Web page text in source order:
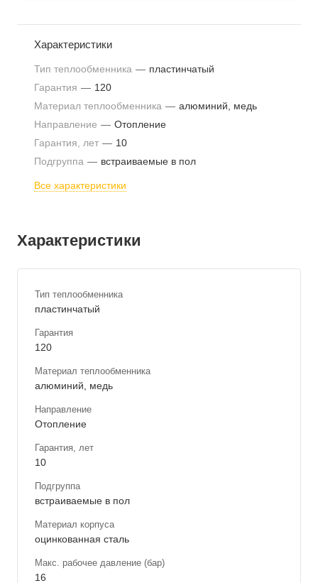
Характеристики
Тип теплообменника — пластинчатый
Гарантия — 120
Материал теплообменника — алюминий, медь
Направление — Отопление
Гарантия, лет — 10
Подгруппа — встраиваемые в пол
Все характеристики
Характеристики
Тип теплообменника
пластинчатый
Гарантия
120
Материал теплообменника
алюминий, медь
Направление
Отопление
Гарантия, лет
10
Подгруппа
встраиваемые в пол
Материал корпуса
оцинкованная сталь
Макс. рабочее давление (бар)
16